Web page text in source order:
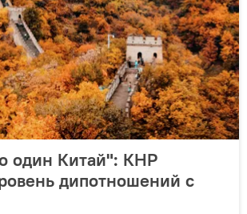
один Китай": КНР
дипотношений с